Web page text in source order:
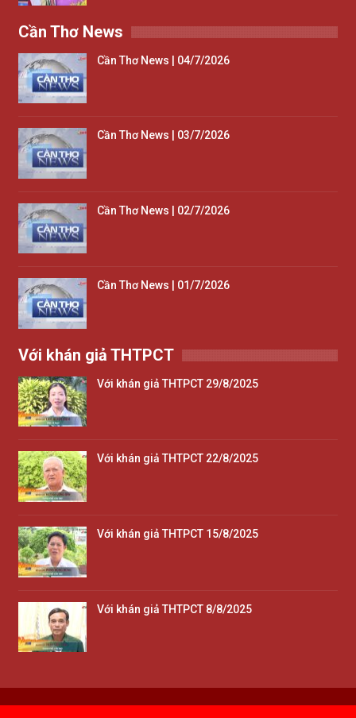
Cần Thơ News
Cần Thơ News | 04/7/2026
Cần Thơ News | 03/7/2026
Cần Thơ News | 02/7/2026
Cần Thơ News | 01/7/2026
Với khán giả THTPCT
Với khán giả THTPCT 29/8/2025
Với khán giả THTPCT 22/8/2025
Với khán giả THTPCT 15/8/2025
Với khán giả THTPCT 8/8/2025